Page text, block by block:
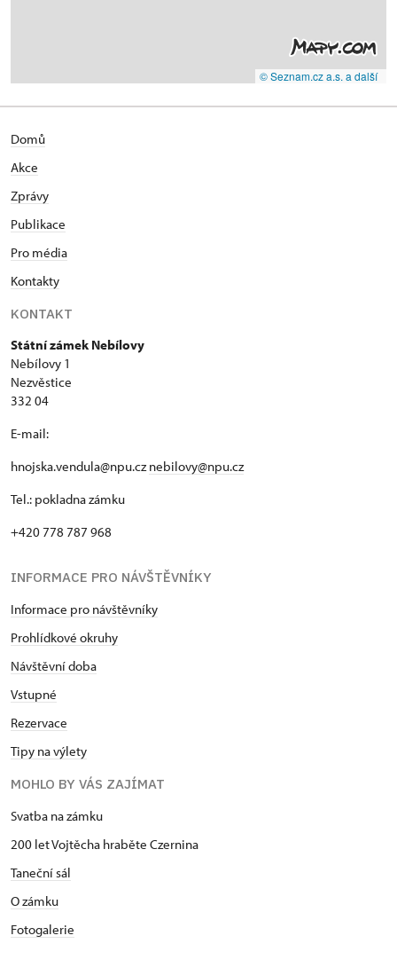
© Seznam.cz a.s. a další
Domů
Akce
Zprávy
Publikace
Pro média
Kontakty
KONTAKT
Státní zámek Nebílovy
Nebílovy 1
Nezvěstice
332 04
E-mail:
hnojska.vendula@npu.cznebilovy@npu.cz
Tel.: pokladna zámku
+420 778 787 968
INFORMACE PRO NÁVŠTĚVNÍKY
Informace pro návštěvníky
Prohlídkové okruhy
Návštěvní doba
Vstupné
Rezervace
Tipy na výlety
MOHLO BY VÁS ZAJÍMAT
Svatba na zámku
200 let Vojtěcha hraběte Czernina
Taneční sál
O zámku
Fotogalerie